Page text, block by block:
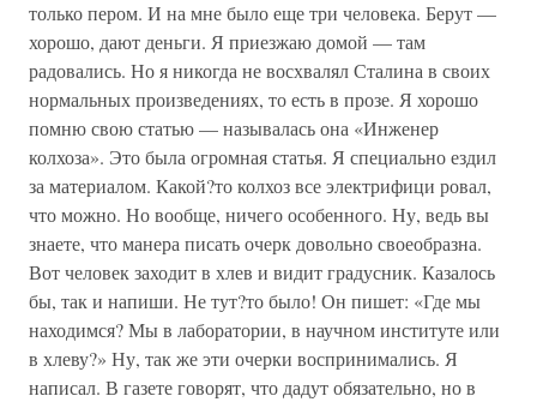
только пером. И на мне было еще три человека. Берут —
хорошо, дают деньги. Я приезжаю домой — там
радовались. Но я никогда не восхвалял Сталина в своих
нормальных произведениях, то есть в прозе. Я хорошо
помню свою статью — называлась она «Инженер
колхоза». Это была огромная статья. Я специально ездил
за материалом. Какой?то колхоз все электрифици ровал,
что можно. Но вообще, ничего особенного. Ну, ведь вы
знаете, что манера писать очерк довольно своеобразна.
Вот человек заходит в хлев и видит градусник. Казалось
бы, так и напиши. Не тут?то было! Он пишет: «Где мы
находимся? Мы в лаборатории, в научном институте или
в хлеву?» Ну, так же эти очерки воспринимались. Я
написал. В газете говорят, что дадут обязательно, но в